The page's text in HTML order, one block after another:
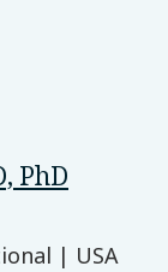
PhD
| USA